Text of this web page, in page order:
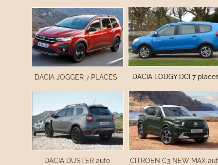
DACIA JOGGER 7 PLACES DACIA LODGY DCI 7
     DACIA DUSTER auto
CITROEN C3 NEW MAX